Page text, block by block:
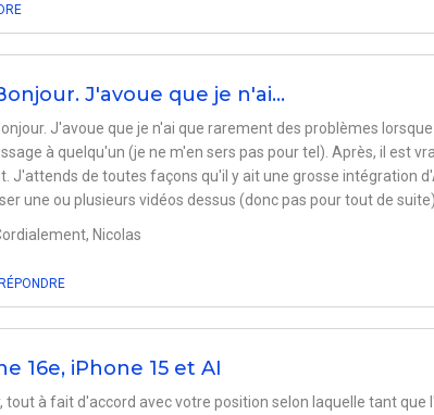
J'avoue que je n'ai…
J'avoue que je n'ai que rarement des problèmes
à quelqu'un (je ne m'en sers pas pour tel). Après, il est
J'attends de toutes façons qu'il y ait une grosse intégration
une ou plusieurs vidéos dessus (donc pas pour tout de suite).
Nicolas
16e, iPhone 15 et AI
tout à fait d'accord avec votre position selon laquelle tant